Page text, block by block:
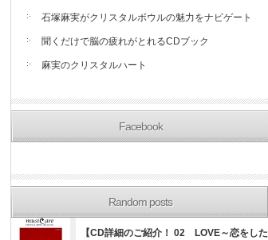
石塚麻実がクリスタルボウルの魅力をナビゲート
聞くだけで脳の疲れがとれるCDブック
麻実のクリスタルハート
Facebook
Random posts
【CD詳細のご紹介！ 02 LOVE～恋をした